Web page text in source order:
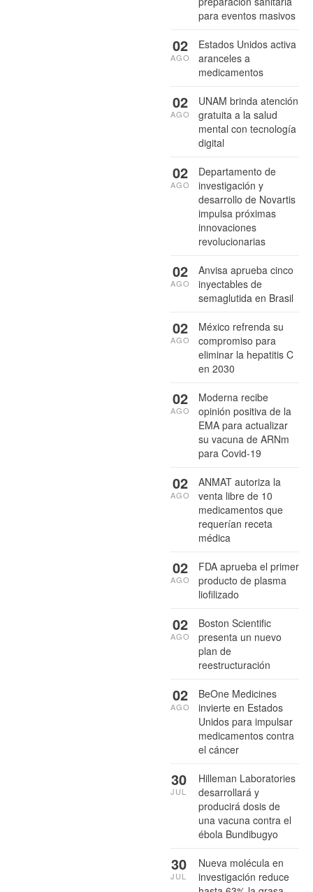
para eventos masivos
Estados Unidos activa
aranceles a
medicamentos
02
AGO
UNAM brinda atención
gratuita a la salud
mental con tecnología
digital
02
AGO
Departamento de
investigación y
desarrollo de Novartis
impulsa próximas
innovaciones
revolucionarias
02
AGO
Anvisa aprueba cinco
inyectables de
semaglutida en Brasil
02
AGO
México refrenda su
compromiso para
eliminar la hepatitis C
en 2030
02
AGO
Moderna recibe
opinión positiva de la
EMA para actualizar
su vacuna de ARNm
para Covid-19
02
AGO
ANMAT autoriza la
venta libre de 10
medicamentos que
requerían receta
médica
02
AGO
FDA aprueba el primer
producto de plasma
liofilizado
02
AGO
Boston Scientific
presenta un nuevo
plan de
reestructuración
02
AGO
BeOne Medicines
invierte en Estados
Unidos para impulsar
medicamentos contra
el cáncer
02
AGO
Hilleman Laboratories
desarrollará y
producirá dosis de
una vacuna contra el
ébola Bundibugyo
30
JUL
Nueva molécula en
investigación reduce
30
JUL